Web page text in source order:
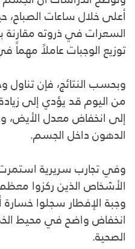
أعلى خلال ساعات
السعرات في ذروته مقارنة
توزيع الوجبات عاملاً مهماً
وبحسب النتائج، فإن
من اليوم قد يؤدي إلى
إلى انخفاض معدل
الدهون داخل الجسم.
وفي تجارب سريرية استمرت
الأشخاص الذين ركزوا
وجبة الإفطار سجلوا
انخفاض واضح في محيط
الصحية.